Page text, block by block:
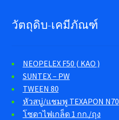
วัตถุดิบ-เคมีภัณฑ์
NEOPELEX F50 ( KAO )
SUNTEX – PW
TWEEN 80
หัวสบู่/แชมพู TEXAPON N70
โซดาไฟเกล็ด 1 กก./ถุง